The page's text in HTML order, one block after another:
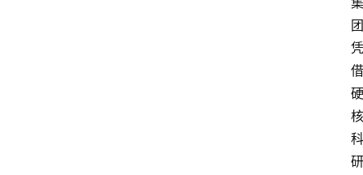
团
凭
借
硬
核
科
研